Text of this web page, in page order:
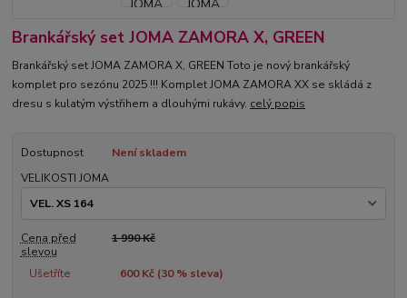
Brankářský set JOMA ZAMORA X, GREEN
Brankářský set JOMA ZAMORA X, GREEN Toto je nový brankářský
komplet pro sezónu 2025 !!! Komplet JOMA ZAMORA XX se skládá z
dresu s kulatým výstřihem a dlouhými rukávy. celý popis
Dostupnost
Není skladem
VELIKOSTI JOMA
Cena před
slevou
1 990 Kč
Ušetříte 600 Kč (30% sleva)